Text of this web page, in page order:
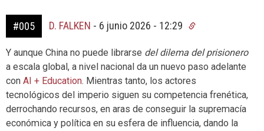
#005 D. FALKEN - 6 junio 2026 - 12:29
Y aunque China no puede librarse del dilema del prisionero
a escala global, a nivel nacional da un nuevo paso adelante
con AI + Education. Mientras tanto, los actores
tecnológicos del imperio siguen su competencia frenética,
derrochando recursos, en aras de conseguir la supremacía
económica y política en su esfera de influencia, dando la